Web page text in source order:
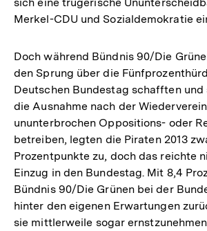
der
Merkel-CDU und Sozialdemokratie
Doch während Bündnis 90/Die
den Sprung über die
Deutschen Bundestag schafften
die Ausnahme nach der
ununterbrochen Oppositions- oder
betreiben, legten die Piraten 2013
Prozentpunkte zu, doch das reichte
Einzug in den Bundestag. Mit 8,4
Bündnis 90/Die Grünen bei der
hinter den eigenen Erwartungen
sie mittlerweile sogar